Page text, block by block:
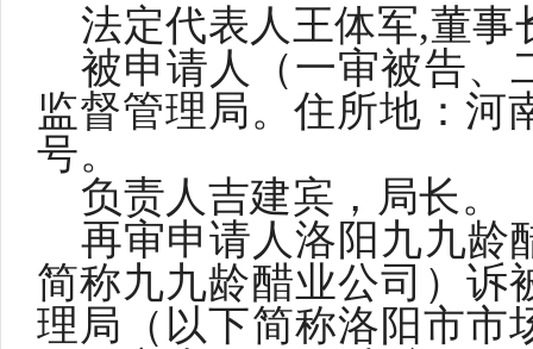
法定代表人王体军,董事
被申请人（一审被告、
监督管理局。住所地：河
号。
负责人吉建宾，局长。
再审申请人洛阳九九龄
简称九九龄醋业公司）诉
理局（以下简称洛阳市市